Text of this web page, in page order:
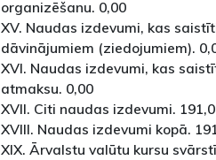
organizēšanu. 0,00
XV. Naudas izdevumi, kas
dāvinājumiem (ziedojumiem).
XVI. Naudas izdevumi, kas
atmaksu. 0,00
XVII. Citi naudas izdevumi.
XVIII. Naudas izdevumi kopā.
XIX. Ārvalstu valūtu kursu